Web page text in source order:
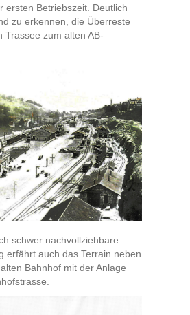
ersten Betriebszeit. Deutlich
zu erkennen, die Überreste
Trassee zum alten AB-
schwer nachvollziehbare
erfährt auch das Terrain neben
Bahnhof mit der Anlage